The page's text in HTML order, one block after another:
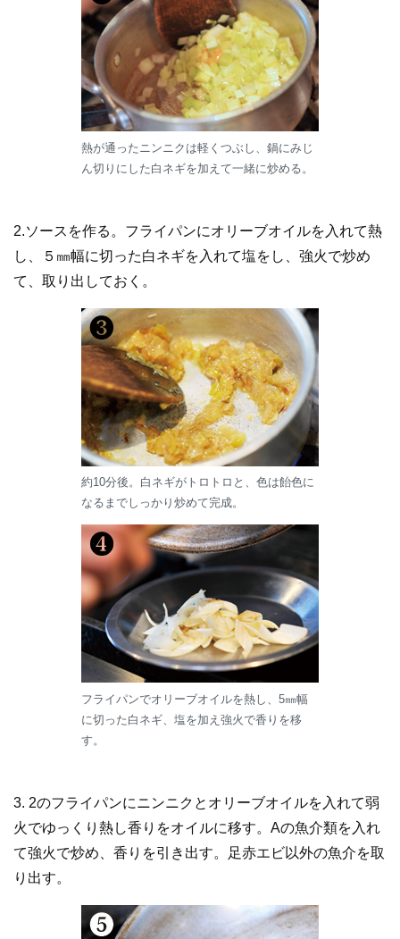
熱が通ったニンニクは軽くつぶし、鍋にみじ
ん切りにした白ネギを加えて一緒に炒める。
2.ソースを作る。フライパンにオリーブオイルを入れて熱
し、５㎜幅に切った白ネギを入れて塩をし、強火で炒め
て、取り出しておく。
約10分後。白ネギがトロトロと、色は飴色に
なるまでしっかり炒めて完成。
フライパンでオリーブオイルを熱し、5㎜幅
に切った白ネギ、塩を加え強火で香りを移
す。
3. 2のフライパンにニンニクとオリーブオイルを入れて弱
火でゆっくり熱し香りをオイルに移す。Aの魚介類を入れ
て強火で炒め、香りを引き出す。足赤エビ以外の魚介を取
り出す。